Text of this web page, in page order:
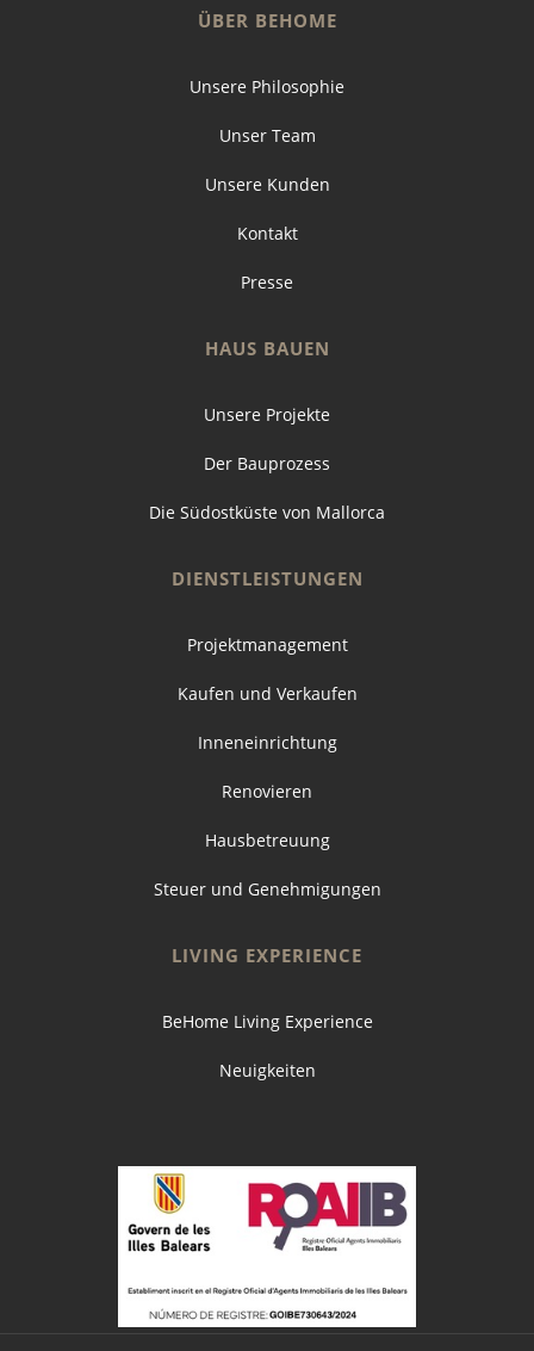
ÜBER BEHOME
Unsere Philosophie
Unser Team
Unsere Kunden
Kontakt
Presse
HAUS BAUEN
Unsere Projekte
Der Bauprozess
Die Südostküste von Mallorca
DIENSTLEISTUNGEN
Projektmanagement
Kaufen und Verkaufen
Inneneinrichtung
Renovieren
Hausbetreuung
Steuer und Genehmigungen
LIVING EXPERIENCE
BeHome Living Experience
Neuigkeiten